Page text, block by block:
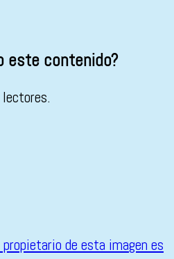
este contenido?